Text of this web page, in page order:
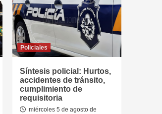
Policiales
Síntesis policial: Hurtos,
accidentes de tránsito,
cumplimiento de
requisitoria
miércoles 5 de agosto de